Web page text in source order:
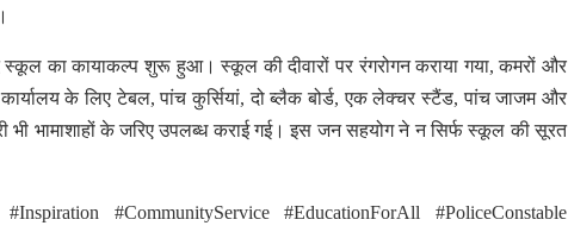
का कायाकल्प शुरू हुआ। स्कूल की दीवारों पर रंगरोगन कराया गया, कमरों और
के लिए टेबल, पांच कुर्सियां, दो ब्लैक बोर्ड, एक लेक्चर स्टैंड, पांच जाजम और
भी भामाशाहों के जरिए उपलब्ध कराई गई। इस जन सहयोग ने न सिर्फ स्कूल की सूरत
#CommunityService #EducationForAll #PoliceConstable